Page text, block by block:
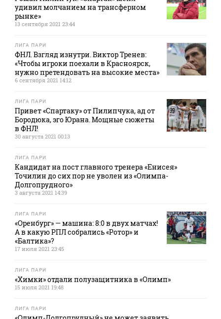
удивил молчанием на трансферном
рынке»
13 сентября 2021 23:44
ЛИГА ПАРИ
ФНЛ. Взгляд изнутри. Виктор Тренев:
«Чтобы игроки поехали в Красноярск,
нужно претендовать на высокие места»
6 сентября 2021 14:12
ЛИГА ПАРИ
Привет «Спартаку» от Пилипчука, ад от
Бородюка, эго Юрана. Мощные сюжеты
в ФНЛ!
30 августа 2021 00:13
ЛИГА ПАРИ
Кандидат на пост главного тренера «Енисея»
Точилин до сих пор не уволен из «Олимпа-
Долгопрудного»
3 августа 2021 14:39
ЛИГА ПАРИ
«Оренбург» — машина: 8:0 в двух матчах!
А в какую РПЛ собрались «Ротор» и
«Балтика»?
17 июля 2021 23:45
ЛИГА ПАРИ
«Химки» отдали полузащитника в «Олимп»
15 июля 2021 19:48
ЛИГА ПАРИ